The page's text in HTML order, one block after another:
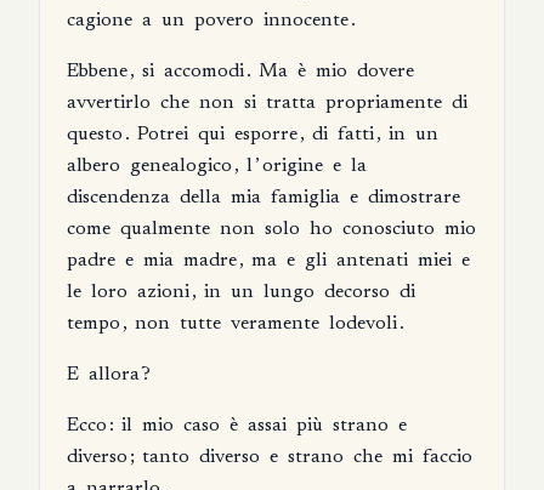
cagione a un povero innocente.
Ebbene, si accomodi. Ma è mio dovere
avvertirlo che non si tratta propriamente di
questo . Potrei qui esporre, di fatti, in un
albero
genealogico , l’origine e la
discendenza della mia famiglia e dimostrare
come qualmente non solo ho conosciuto mio
padre e mia madre, ma e gli antenati miei e
le loro azioni, in un lungo decorso di
tempo , non tutte veramente lodevoli.
E allora?
Ecco : il mio caso è assai più strano e
diverso ; tanto diverso e strano che mi faccio